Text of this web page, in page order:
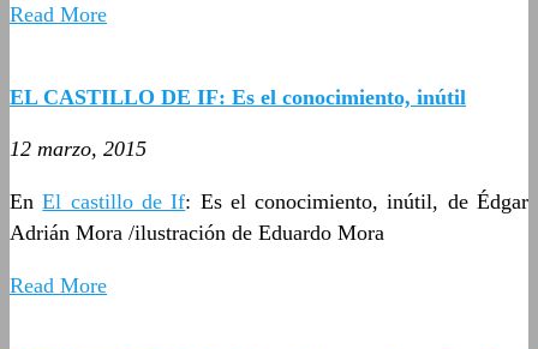
Read More
EL CASTILLO DE IF: Es el conocimiento, inútil
12 marzo, 2015
EnEl castillo de If: Es el conocimiento, inútil, de Édgar
Adrián Mora /ilustración de Eduardo Mora
Read More